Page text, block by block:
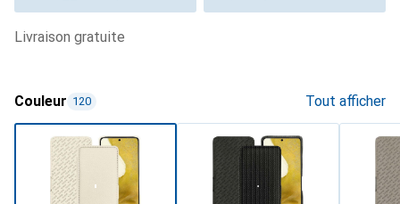
livraison gratuite
Couleur 120 Tout afficher